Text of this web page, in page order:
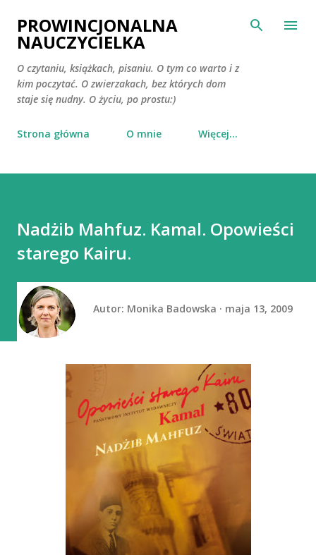
Przejdź do głównej zawartości
PROWINCJONALNA
NAUCZYCIELKA
O czytaniu, książkach, pisaniu. O tym co warto i z
kim poczytać. O zwierzakach, bez których dom
staje się nudny. O życiu, po prostu:)
Strona główna O mnie Więcej…
Nadżib Mahfuz. Kamal. Opowieści
starego Kairu.
Autor: Monika Badowska maja 13, 2009